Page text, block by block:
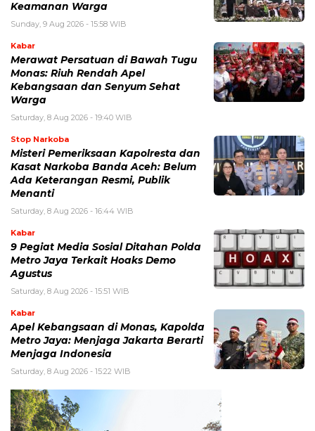
Keamanan Warga
Sunday, 9 Aug 2026 - 15:58 WIB
Kabar
Merawat Persatuan di Bawah Tugu
Monas: Riuh Rendah Apel
Kebangsaan dan Senyum Sehat
Warga
Saturday, 8 Aug 2026 - 19:40 WIB
Stop Narkoba
Misteri Pemeriksaan Kapolresta dan
Kasat Narkoba Banda Aceh: Belum
Ada Keterangan Resmi, Publik
Menanti
Saturday, 8 Aug 2026 - 16:44 WIB
Kabar
9 Pegiat Media Sosial Ditahan Polda
Metro Jaya Terkait Hoaks Demo
Agustus
Saturday, 8 Aug 2026 - 15:51 WIB
Kabar
Apel Kebangsaan di Monas, Kapolda
Metro Jaya: Menjaga Jakarta Berarti
Menjaga Indonesia
Saturday, 8 Aug 2026 - 15:22 WIB